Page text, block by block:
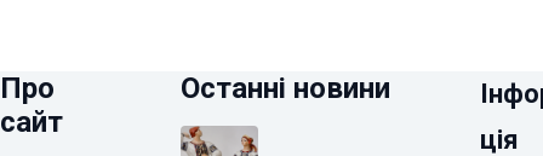
Про
сайт
Останні новини
ція